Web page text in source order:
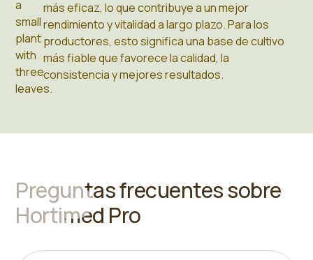
más eficaz, lo que contribuye a un mejor
rendimiento y vitalidad a largo plazo. Para los
productores, esto significa una base de cultivo
más fiable que favorece la calidad, la
consistencia y mejores resultados.
Preguntas frecuentes sobre
Hortimed Pro